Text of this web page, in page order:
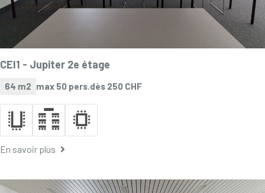
CEI1 - Jupiter 2e étage
64 m2 max 50 pers.dès 250 CHF
En savoir plus